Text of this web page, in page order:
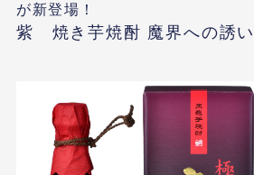
が新登場！
紫 焼き芋焼酎 魔界への誘い